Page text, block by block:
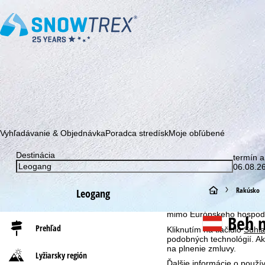
Upozornenie na súbory
S cieľom optimalizovať
my, spoločnosť
pomocou informácií o
analýzu, individuálne
mimo Európskeho
Kliknutím na tlačidlo
podobných technológií.
na plnenie zmluvy.
Ďalšie informácie o
Prihláste sa k odberu nášho newslettera a buďte prvý, kto sa
Vyhľadávanie & ObjednávkaPoradca stredískMoje obľúbené
Destinácia
termín
Leogang
Prehľad
Lyžiarsky región
H
l
a
v
Rakúsko
Beh